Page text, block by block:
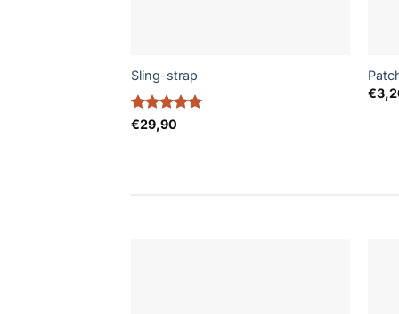
Sling-strap
Note5sur
€29,90
€